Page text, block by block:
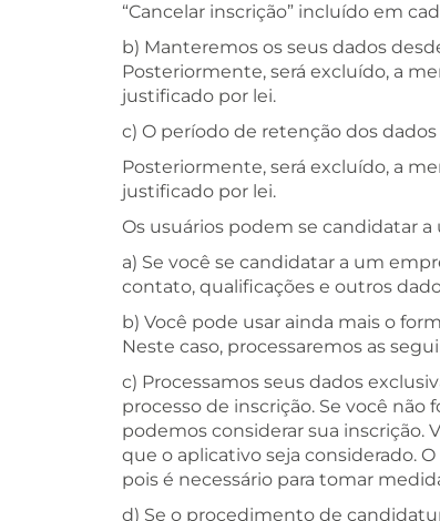
“Cancelar inscrição” incluído em
b) Manteremos os seus dados
Posteriormente, será excluído, a
justificado por lei.
c) O período de retenção dos
Posteriormente, será excluído, a
justificado por lei.
Os usuários podem se candidatar
a) Se você se candidatar a um
contato, qualificações e outros
b) Você pode usar ainda mais o
Neste caso, processaremos as
c) Processamos seus dados
processo de inscrição. Se você não
podemos considerar sua inscrição.
que o aplicativo seja considerado.
pois é necessário para tomar
d) Se o procedimento de